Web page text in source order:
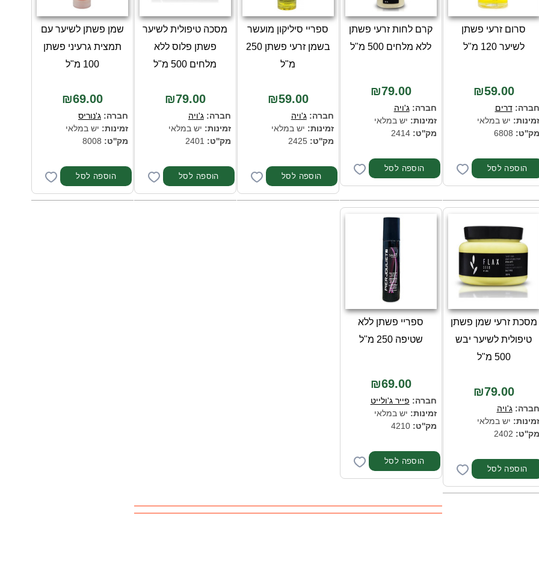
סרום זרעי פשתן
לשיער 120 מ"ל
₪59.00
חברה:דרים
זמינות: יש במלאי
מק''ט:
קרם לחות זרעי פשתן
ללא מלחים 500 מ"ל
₪79.00
חברה:ג'ויה
זמינות: יש במלאי
מק''ט: 2414
ספריי סיליקון מועשר
בשמן זרעי פשתן 250
מ"ל
₪59.00
חברה:ג'ויה
זמינות: יש במלאי
מק''ט: 2425
מסכה טיפולית לשיער
פשתן פלוס ללא
מלחים 500 מ"ל
₪79.00
חברה:ג'ויה
זמינות: יש במלאי
מק''ט:
שמן פשתן לשיער עם
תמצית גרעיני פשתן
100 מ"ל
₪69.00
חברה:ג'נוריס
זמינות: יש במלאי
מק''ט:
מסכת זרעי שמן פשתן
טיפולית לשיער יבש
500 מ"ל
₪79.00
חברה:ג'ויה
זמינות: יש במלאי
מק''ט:
ספריי פשתן ללא
שטיפה 250 מ"ל
₪69.00
חברה: פייר ג'ולייט
זמינות: יש במלאי
מק''ט: 4210